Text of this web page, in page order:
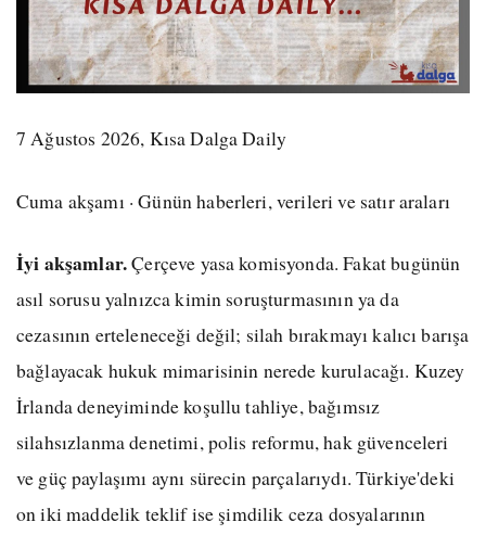
7 Ağustos 2026, Kısa Dalga Daily
Cuma akşamı · Günün haberleri, verileri ve satır araları
İyi akşamlar.Çerçeve yasa komisyonda. Fakat bugünün
asıl sorusu yalnızca kimin soruşturmasının ya da
cezasının erteleneceği değil; silah bırakmayı kalıcı barışa
bağlayacak hukuk mimarisinin nerede kurulacağı. Kuzey
İrlanda deneyiminde koşullu tahliye, bağımsız
silahsızlanma denetimi, polis reformu, hak güvenceleri
ve güç paylaşımı aynı sürecin parçalarıydı. Türkiye'deki
on iki maddelik teklif ise şimdilik ceza dosyalarının